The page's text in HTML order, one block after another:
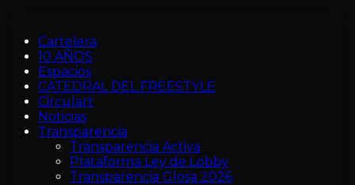
Cartelera
10 AÑOS
Espacios
CATEDRAL DEL FREESTYLE
Circulart
Noticias
Transparencia
Transparencia Activa
Plataforma Ley de Lobby
Transparencia Glosa 2026